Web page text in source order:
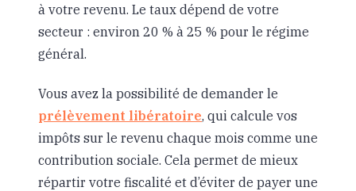
à votre revenu. Le taux dépend de votre
secteur : environ 20 % à 25 % pour le régime
général.
Vous avez la possibilité de demander le
prélèvement libératoire, qui calcule vos
impôts sur le revenu chaque mois comme une
contribution sociale. Cela permet de mieux
répartir votre fiscalité et d’éviter de payer une